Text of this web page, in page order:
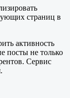
страниц в
активность
посты не только
Сервис